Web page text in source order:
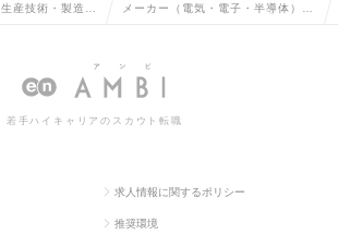
生産技術・製造技
ング（機械・自動
メーカー（電気・電子・半導体）の
ング（機械・自動車）の転職・求人
若手ハイキャリアのスカウト転職
求人情報に関するポリシー
推奨環境